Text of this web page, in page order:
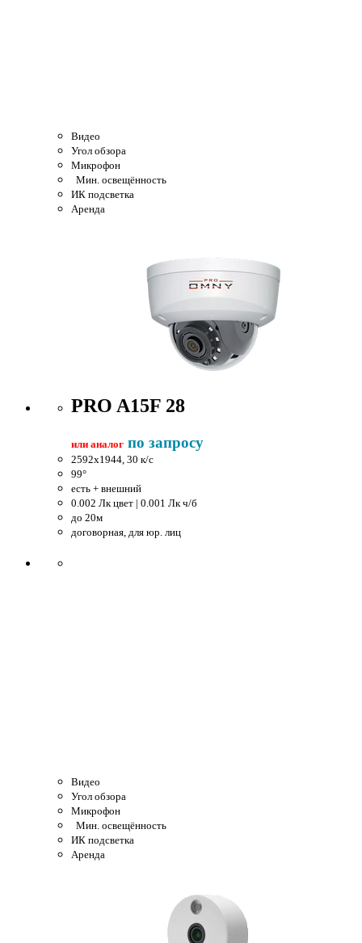
Видео
Угол обзора
Микрофон
Мин. освещённость
ИК подсветка
Аренда
PRO A15F 28
или аналог по запросу
2592x1944, 30 к/c
99°
есть + внешний
0.002 Лк цвет | 0.001 Лк ч/б
до 20м
договорная, для юр. лиц
Видео
Угол обзора
Микрофон
Мин. освещённость
ИК подсветка
Аренда